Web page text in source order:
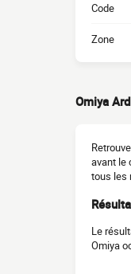
Code
Zone
Omiya
avant le
tous les
Le
Omiya